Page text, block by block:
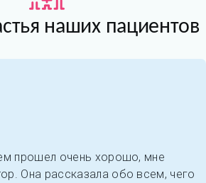
наших пациентов
прошел очень хорошо, мне
Она рассказала обо всем, чего